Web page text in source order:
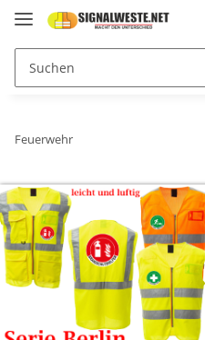
Feuerwehr